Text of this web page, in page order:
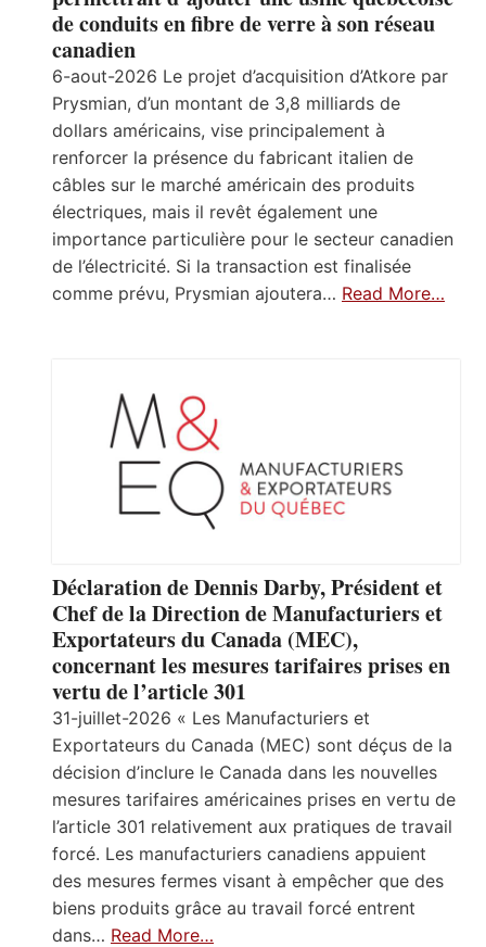
de conduits en fibre de verre à son réseau
canadien
6-aout-2026 Le projet d’acquisition d’Atkore par
Prysmian, d’un montant de 3,8 milliards de
dollars américains, vise principalement à
renforcer la présence du fabricant italien de
câbles sur le marché américain des produits
électriques, mais il revêt également une
importance particulière pour le secteur canadien
de l’électricité. Si la transaction est finalisée
comme prévu, Prysmian ajoutera… Read More…
Déclaration de Dennis Darby, Président et
Chef de la Direction de Manufacturiers et
Exportateurs du Canada (MEC),
concernant les mesures tarifaires prises en
vertu de l’article 301
31-juillet-2026 « Les Manufacturiers et
Exportateurs du Canada (MEC) sont déçus de la
décision d’inclure le Canada dans les nouvelles
mesures tarifaires américaines prises en vertu de
l’article 301 relativement aux pratiques de travail
forcé. Les manufacturiers canadiens appuient
des mesures fermes visant à empêcher que des
biens produits grâce au travail forcé entrent
dans… Read More…